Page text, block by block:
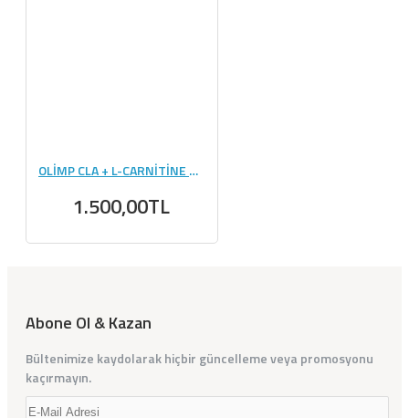
OLİMP CLA + L-CARNİTİNE 60 KAPSÜL
1.500,00TL
Abone Ol & Kazan
Bültenimize kaydolarak hiçbir güncelleme veya promosyonu
kaçırmayın.